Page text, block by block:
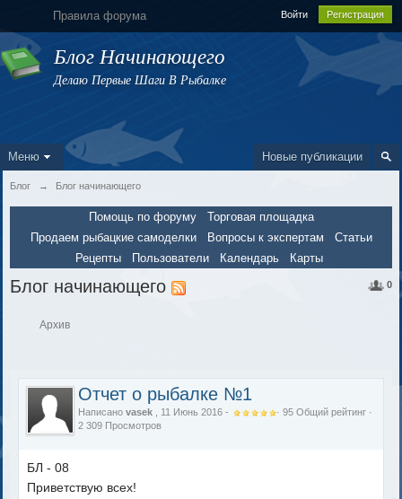
Правила форума Войти Регистрация
Блог Начинающего
Делаю Первые Шаги В Рыбалке
Новые публикации
Меню
Блог → Блог начинающего
Помощь по форуму
Торговая площадка
Продаем рыбацкие самоделки
Вопросы к экспертам
Статьи
Рецепты
Пользователи Календарь Карты
0
Блог начинающего
Архив
Отчет о рыбалке №1
Написаноvasek , 11 Июнь 2016 - ·95 Общий рейтинг ·
2 309 Просмотров
БЛ - 08
Приветствую всех!